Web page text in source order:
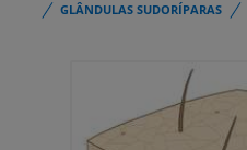
GLÂNDULAS SUDORÍPARAS